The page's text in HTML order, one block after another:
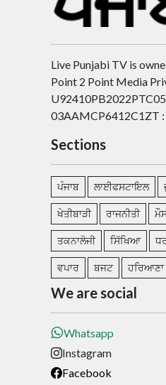
Live Punjabi TV is
Point 2 Point Media
03AAMCP6412C1ZT
Sections
ਪੰਜਾਬ ਲਾਈਫਸਟਾਇਲ
ਖੇਤੀਬਾੜੀ ਰਾਜਨੀਤੀ
ਤਕਨਾਲੋਜੀ ਸਿੱਖਿਆ
ਵਪਾਰ ਬਜਟ ਹਰਿਆਣਾ
We are social
Whatsapp
Instagram
Facebook